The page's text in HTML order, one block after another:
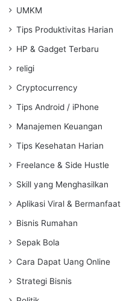
UMKM
Tips Produktivitas Harian
HP & Gadget Terbaru
religi
Cryptocurrency
Tips Android / iPhone
Manajemen Keuangan
Tips Kesehatan Harian
Freelance & Side Hustle
Skill yang Menghasilkan
Aplikasi Viral & Bermanfaat
Bisnis Rumahan
Sepak Bola
Cara Dapat Uang Online
Strategi Bisnis